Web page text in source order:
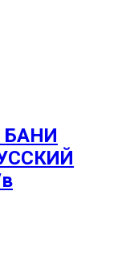
БАНИ